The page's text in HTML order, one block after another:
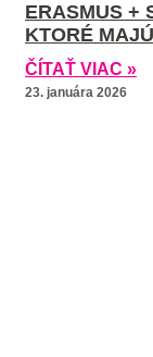
ERASMUS +
KTORÉ
ČÍTAŤ VIAC »
23. januára 2026